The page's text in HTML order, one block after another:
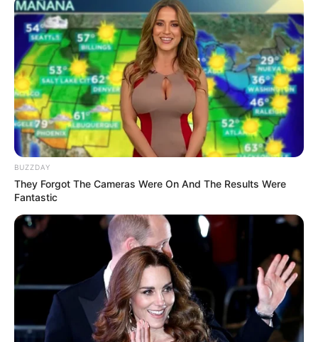
BUZZDAY
They Forgot The Cameras Were On And The Results Were
Fantastic